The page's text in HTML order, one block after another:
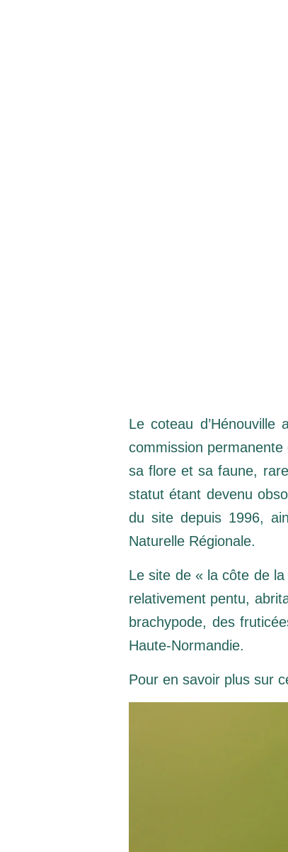
Le coteau
commission
sa flore et sa faune,
statut étant devenu
du site depuis 1996,
Naturelle Régionale.
Le site de « la côte de
relativement pentu,
brachypode, des
Haute-Normandie.
Pour en savoir plus sur